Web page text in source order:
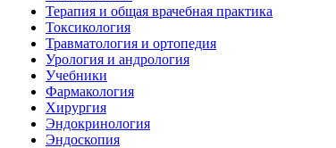
Терапия и общая врачебная практика
Токсикология
Травматология и ортопедия
Урология и андрология
Учебники
Фармакология
Хирургия
Эндокринология
Эндоскопия